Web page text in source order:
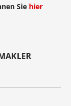
Sie hier